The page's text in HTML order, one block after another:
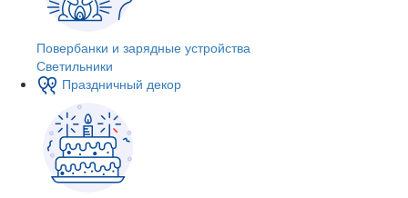
Повербанки и зарядные устройства
Светильники
Праздничный декор